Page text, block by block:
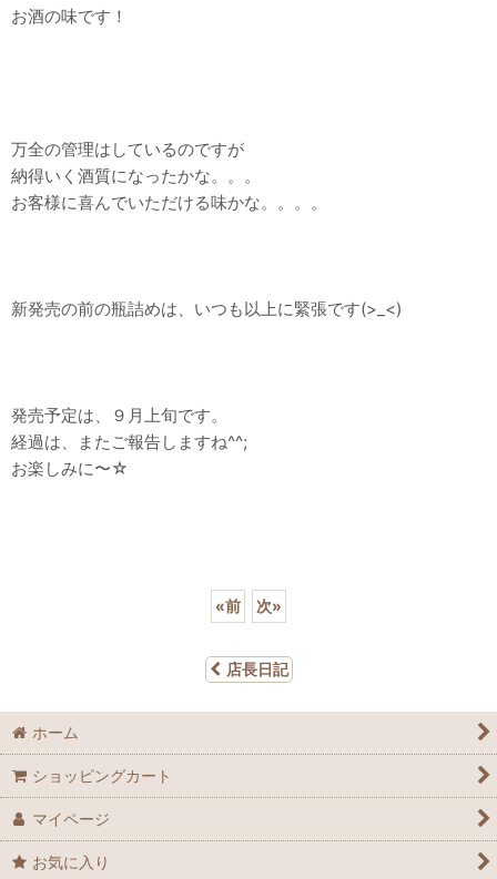
お酒の味です！
万全の管理はしているのですが
納得いく酒質になったかな。。。
お客様に喜んでいただける味かな。。。。
新発売の前の瓶詰めは、いつも以上に緊張です(>_<)
発売予定は、９月上旬です。
経過は、またご報告しますね^^;
お楽しみに〜☆
«前 次»
店長日記
ホーム
ショッピングカート
マイページ
お気に入り